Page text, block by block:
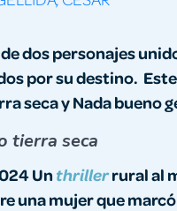
dos personajes
por su destino.
seca y Nada bueno
tierra seca
Un thrillerrural al
una mujer que